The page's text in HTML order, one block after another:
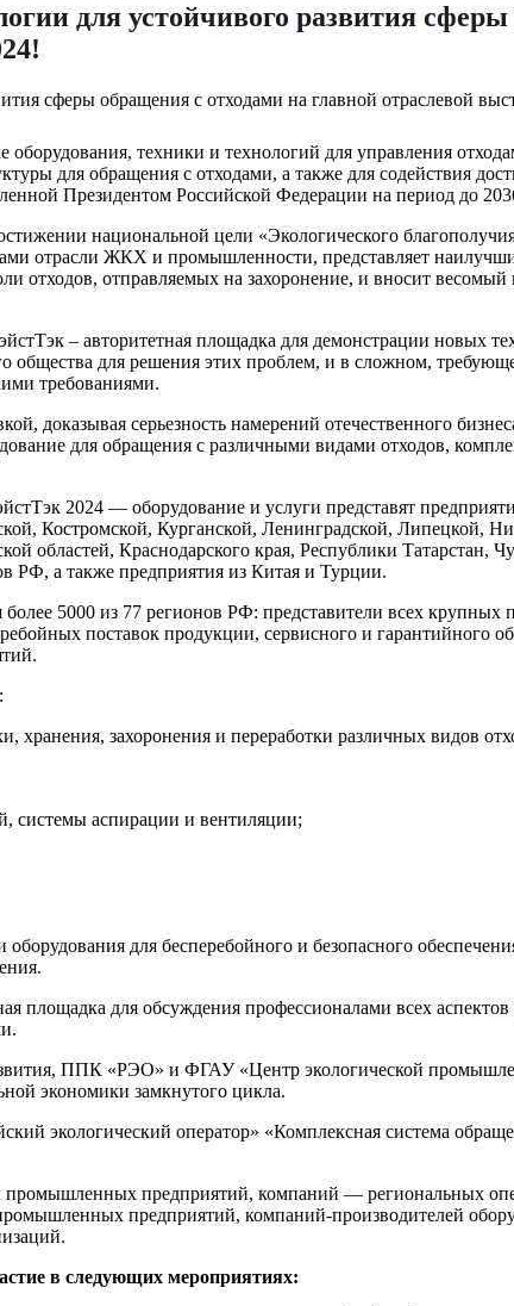
для устойчивого развития
техники и технологий для управления
для обращения с отходами, а также для содействия
Президентом Российской Федерации на период до
национальной цели «Экологического
отрасли ЖКХ и промышленности, представляет
отходов, отправляемых на захоронение, и вносит
– авторитетная площадка для демонстрации новых
общества для решения этих проблем, и в сложном,
требованиями.
доказывая серьезность намерений отечественного
для обращения с различными видами отходов,
2024 — оборудование и услуги представят
Костромской, Курганской, Ленинградской, Липецкой,
областей, Краснодарского края, Республики Татарстан,
РФ, а также предприятия из Китая и Турции.
5000 из 77 регионов РФ: представители всех крупных
поставок продукции, сервисного и гарантийного
хранения, захоронения и переработки различных видов
системы аспирации и вентиляции;
для бесперебойного и безопасного
площадка для обсуждения профессионалами всех аспектов
ППК «РЭО» и ФГАУ «Центр экологической
экономики замкнутого цикла.
экологический оператор» «Комплексная система
предприятий, компаний — региональных
предприятий, компаний-производителей
в следующих мероприятиях: